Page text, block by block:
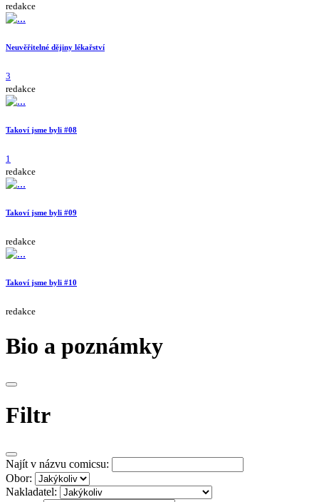
redakce
Neuvěřitelné dějiny lékařství
3
redakce
Takoví jsme byli #08
1
redakce
Takoví jsme byli #09
redakce
Takoví jsme byli #10
redakce
Bio a poznámky
Filtr
Najít v názvu comicsu:
Obor:
Nakladatel: